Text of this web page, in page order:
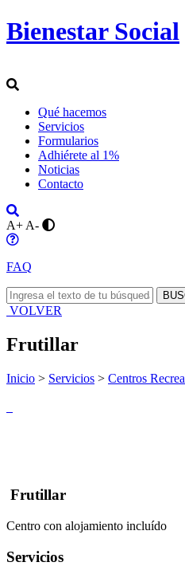
Bienestar Social
Qué hacemos
Servicios
Formularios
Adhiérete al 1%
Noticias
Contacto
A+ A-
FAQ
VOLVER
Frutillar
Inicio > Servicios > Centros
Frutillar
Centro con alojamiento incluído
Servicios